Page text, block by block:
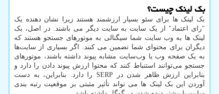
بک لینک چیست؟
بک لینک ها برای سئو بسیار ارزشمند هستند زیرا نشان دهنده یک
"رای اعتماد" از یک سایت به سایت دیگر می باشند. در اصل، بک
لینک ها به وب سایت شما سیگنالی به موتورهای جستجو هستند که
دیگران برای محتوای شما تضمین می کنند. اگر بسیاری از سایت‌ها
به یک صفحه وب یا وب‌سایت مشابه پیوند داشته باشند، موتورهای
جستجو می‌توانند استنباط کنند که محتوا ارزش پیوند دادن را دارد و
بنابراین ارزش ظاهر شدن در SERP را دارد. بنابراین، به دست
آوردن این بک لینک ها می تواند تأثیر مثبتی بر موقعیت رتبه بندی